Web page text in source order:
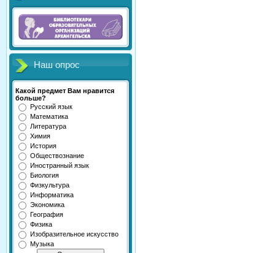
Наш опрос
Какой предмет Вам нравится
больше?
Русский язык
Математика
Литература
Химия
История
Обществознание
Иностранный язык
Биология
Физкультура
Информатика
Экономика
География
Физика
Изобразительное искусство
Музыка